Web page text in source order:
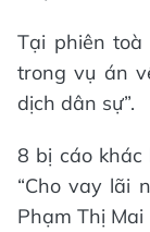
Tại phiên
trong vụ án
dịch dân sự”.
8 bị cáo
“Cho vay lãi
Phạm Thị